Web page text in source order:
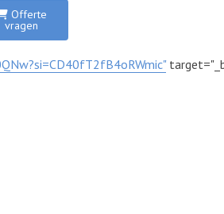
Offerte
vragen